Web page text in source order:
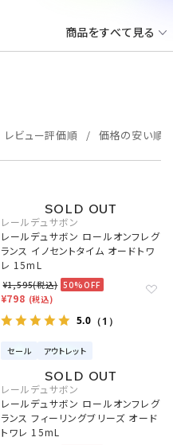
商品をすべて見る
レビュー評価順 価格の安い順
レールデュサボン
レールデュサボン ロールオンフレグ
ランス イノセントタイム オードトワ
レ 15mL
¥1,595(税込) 50%OFF
¥798 (税込)
5.0 （1）
セール アウトレット
レールデュサボン
レールデュサボン ロールオンフレグ
ランス フィーリングブリーズ オード
トワレ 15mL